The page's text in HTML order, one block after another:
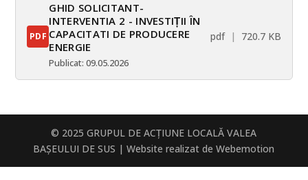
PDF
GHID SOLICITANT-
INTERVENTIA 2 - INVESTIȚII ÎN
CAPACITATI DE PRODUCERE
ENERGIE
Publicat: 09.05.2026
pdf 720.7 KB
© 2025 GRUPUL DE ACŢIUNE LOCALĂ VALEA
BAȘEULUI DE SUS | Website realizat de Webemotion